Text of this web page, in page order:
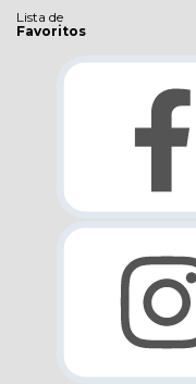
Lista de
Favoritos